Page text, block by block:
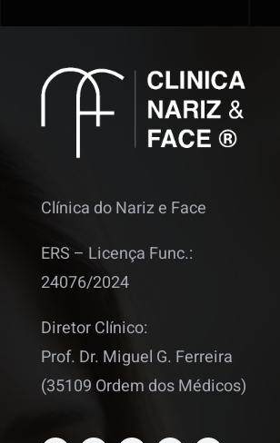
Clínica do Nariz e Face
ERS – Licença Func.:
24076/2024
Diretor Clínico:
Prof. Dr. Miguel G. Ferreira
(35109 Ordem dos Médicos)